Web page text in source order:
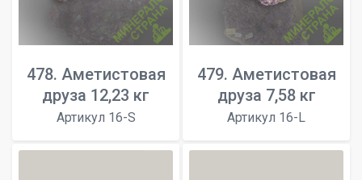
478. Аметистовая
друза 12,23 кг
Артикул 16-S
479. Аметистовая
друза 7,58 кг
Артикул 16-L